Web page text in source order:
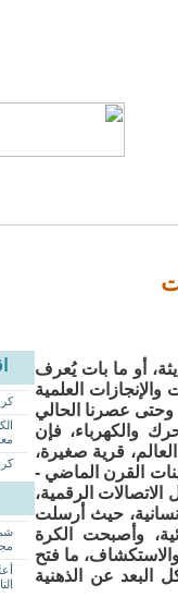
أو ما بات يُعرف
العلمية
وحتى عصرنا الحالي
والكهرباء، فإن
قرية صغيرة،
القرن الماضي -
الرقمية،
حيث أرسلت
وأصبحت الكرة
ما فتح
البعد عن الذهنية